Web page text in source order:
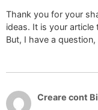
Thank you for your
ideas. It is your
But, I have a
Creare cont